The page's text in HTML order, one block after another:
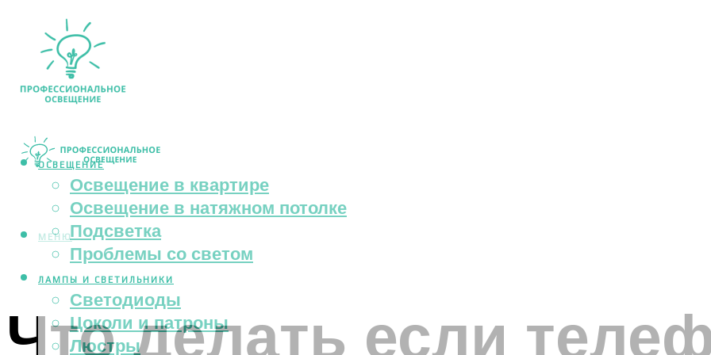
ОСВЕЩЕНИЕ
Освещение в квартире
Освещение в натяжном потолке
Подсветка
Проблемы со светом
ЛАМПЫ И СВЕТИЛЬНИКИ
Светодиоды
Цоколи и патроны
Люстры
МЕНЮ
Что делать если